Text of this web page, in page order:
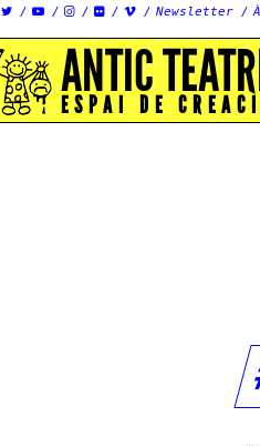
     Newsletter
ANTIC
ESPAI DE